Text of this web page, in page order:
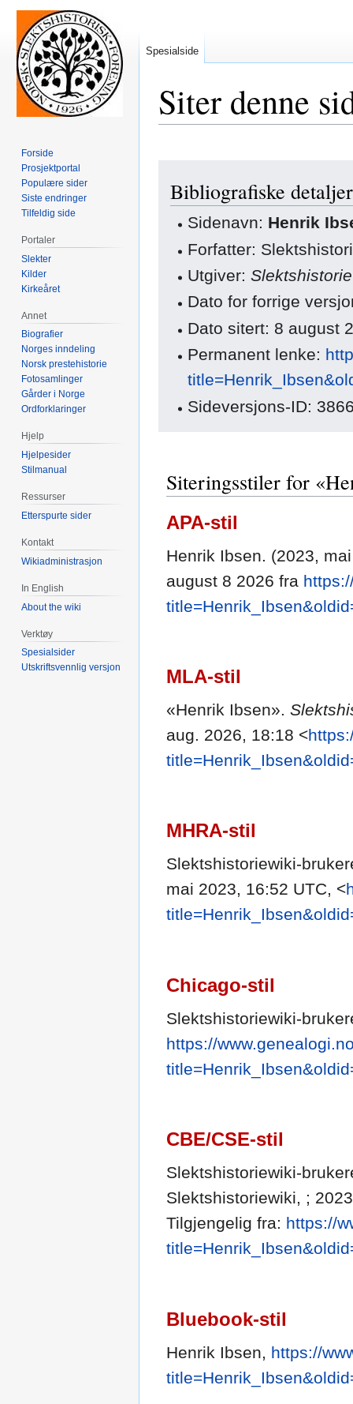
Siter denne
navigering
søkBibliografiske
Sidenavn: Henrik
Forfatter:
Utgiver:
Dato for forrige
Dato sitert: 8 august
Permanent lenke:
Sideversjons-ID:
Siteringsstiler for
APA-stil
Henrik Ibsen. (2023,
august 8 2026 fra
MLA-stil
«Henrik Ibsen».
aug. 2026, 18:18 <
MHRA-stil
Slektshistoriewiki-
mai 2023, 16:52 UTC, <
Chicago-stil
Slektshistoriewiki-
https://
CBE/CSE-stil
Slektshistoriewiki-
Slektshistoriewiki, ;
Tilgjengelig fra: https://
Bluebook-stil
Henrik Ibsen, https://
Spesialside
Forside
Prosjektportal
Populære sider
Siste endringer
Tilfeldig side
Portaler
Slekter
Kilder
Kirkeåret
Annet
Biografier
Norges inndeling
Norsk prestehistorie
Fotosamlinger
Gårder i Norge
Ordforklaringer
Hjelp
Hjelpesider
Stilmanual
Ressurser
Etterspurte sider
Kontakt
Wikiadministrasjon
In English
About the wiki
Verktøy
Spesialsider
Utskriftsvennlig versjon